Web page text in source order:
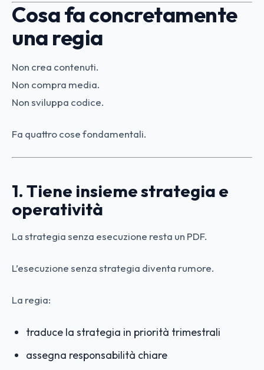
Cosa fa concretamente
una regia
Non crea contenuti.
Non compra media.
Non sviluppa codice.
Fa quattro cose fondamentali.
1. Tiene insieme strategia e
operatività
La strategia senza esecuzione resta un PDF.
L’esecuzione senza strategia diventa rumore.
La regia:
traduce la strategia in priorità trimestrali
assegna responsabilità chiare